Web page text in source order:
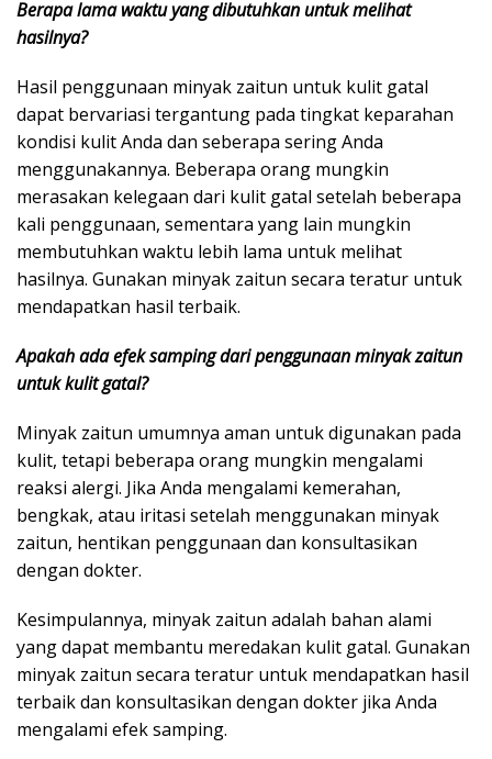
Berapa lama waktu yang dibutuhkan untuk melihat
hasilnya?
Hasil penggunaan minyak zaitun untuk kulit gatal
dapat bervariasi tergantung pada tingkat keparahan
kondisi kulit Anda dan seberapa sering Anda
menggunakannya. Beberapa orang mungkin
merasakan kelegaan dari kulit gatal setelah beberapa
kali penggunaan, sementara yang lain mungkin
membutuhkan waktu lebih lama untuk melihat
hasilnya. Gunakan minyak zaitun secara teratur untuk
mendapatkan hasil terbaik.
Apakah ada efek samping dari penggunaan minyak zaitun
untuk kulit gatal?
Minyak zaitun umumnya aman untuk digunakan pada
kulit, tetapi beberapa orang mungkin mengalami
reaksi alergi. Jika Anda mengalami kemerahan,
bengkak, atau iritasi setelah menggunakan minyak
zaitun, hentikan penggunaan dan konsultasikan
dengan dokter.
Kesimpulannya, minyak zaitun adalah bahan alami
yang dapat membantu meredakan kulit gatal. Gunakan
minyak zaitun secara teratur untuk mendapatkan hasil
terbaik dan konsultasikan dengan dokter jika Anda
mengalami efek samping.